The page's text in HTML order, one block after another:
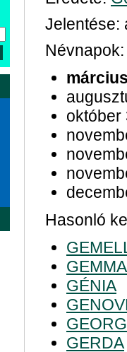
Jelentése:
Névnapok:
október
Hasonló
GEMMA
GÉNIA
GERDA